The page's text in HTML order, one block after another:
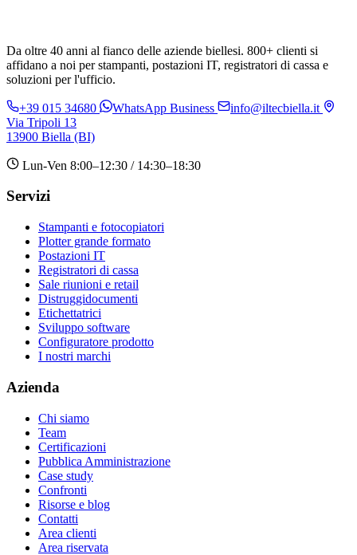
Da oltre 40 anni al fianco delle aziende biellesi. 800+ clienti si
affidano a noi per stampanti, postazioni IT, registratori di cassa e
soluzioni per l'ufficio.
+39 015 34680 WhatsApp Business
info@iltecbiella.it
Via Tripoli 13
13900 Biella (BI)
Lun-Ven 8:00–12:30 / 14:30–18:30
Servizi
Stampanti e fotocopiatori
Plotter grande formato
Postazioni IT
Registratori di cassa
Sale riunioni e retail
Distruggidocumenti
Etichettatrici
Sviluppo software
Configuratore prodotto
I nostri marchi
Azienda
Chi siamo
Team
Certificazioni
Pubblica Amministrazione
Case study
Confronti
Risorse e blog
Contatti
Area clienti
Area riservata